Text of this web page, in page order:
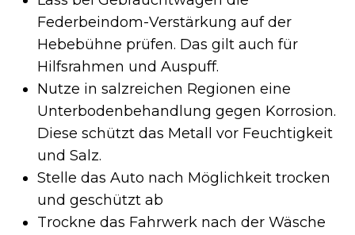
Federbeindom-Verstärkung auf der
Hebebühne prüfen. Das gilt auch für
Hilfsrahmen und Auspuff.
Nutze in salzreichen Regionen eine
Unterbodenbehandlung gegen Korrosion.
Diese schützt das Metall vor Feuchtigkeit
und Salz.
Stelle das Auto nach Möglichkeit trocken
und geschützt ab
Trockne das Fahrwerk nach der Wäsche